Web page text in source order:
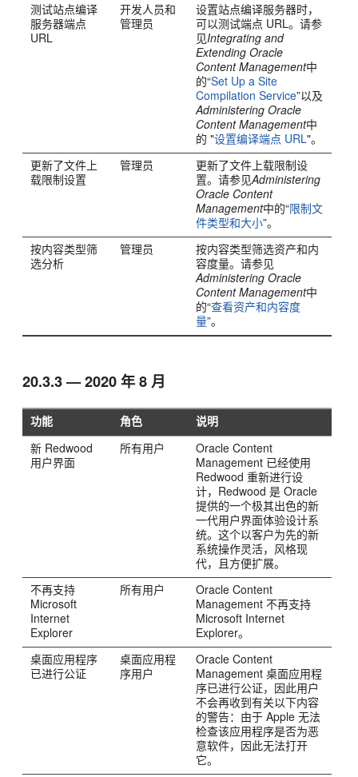
测试站点编译
服务器端点
URL
开发人员和
管理员
设置站点编译服务器时，
可以测试端点 URL。请参
见Integrating and
Extending Oracle
Content Management中
的“Set Up a Site
Compilation Service”以及
Administering Oracle
Content Management中
的 "设置编译端点 URL"。
更新了文件上
载限制设置
管理员
更新了文件上载限制设
置。请参见Administering
Oracle Content
Management中的“限制文
件类型和大小”。
按内容类型筛
选分析
管理员
按内容类型筛选资产和内
容度量。请参见
Administering Oracle
Content Management中
的“查看资产和内容度
量”。
20.3.3 — 2020 年 8 月
功能 角色
说明
新 Redwood
用户界面
所有用户
Oracle Content
Management 已经使用
Redwood 重新进行设
计，Redwood 是 Oracle
提供的一个极其出色的新
一代用户界面体验设计系
统。这个以客户为先的新
系统操作灵活，风格现
代，且方便扩展。
不再支持
Microsoft
Internet
Explorer
所有用户
Oracle Content
Management 不再支持
Microsoft Internet
Explorer。
桌面应用程序
已进行公证
桌面应用程
序用户
Oracle Content
Management 桌面应用程
序已进行公证，因此用户
不会再收到有关以下内容
的警告：由于 Apple 无法
检查该应用程序是否为恶
意软件，因此无法打开
它。